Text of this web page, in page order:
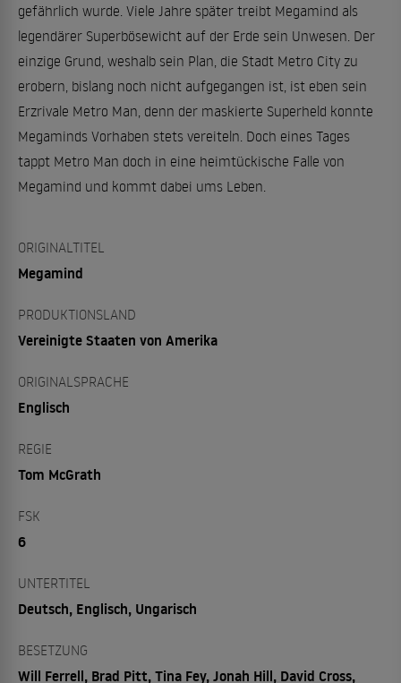
gefährlich wurde. Viele Jahre später treibt Megamind als
legendärer Superbösewicht auf der Erde sein Unwesen. Der
einzige Grund, weshalb sein Plan, die Stadt Metro City zu
erobern, bislang noch nicht aufgegangen ist, ist eben sein
Erzrivale Metro Man, denn der maskierte Superheld konnte
Megaminds Vorhaben stets vereiteln. Doch eines Tages
tappt Metro Man doch in eine heimtückische Falle von
Megamind und kommt dabei ums Leben.
ORIGINALTITEL
Megamind
PRODUKTIONSLAND
Vereinigte Staaten von Amerika
ORIGINALSPRACHE
Englisch
REGIE
Tom McGrath
FSK
6
UNTERTITEL
Deutsch, Englisch, Ungarisch
BESETZUNG
Will Ferrell, Brad Pitt, Tina Fey, Jonah Hill, David Cross,